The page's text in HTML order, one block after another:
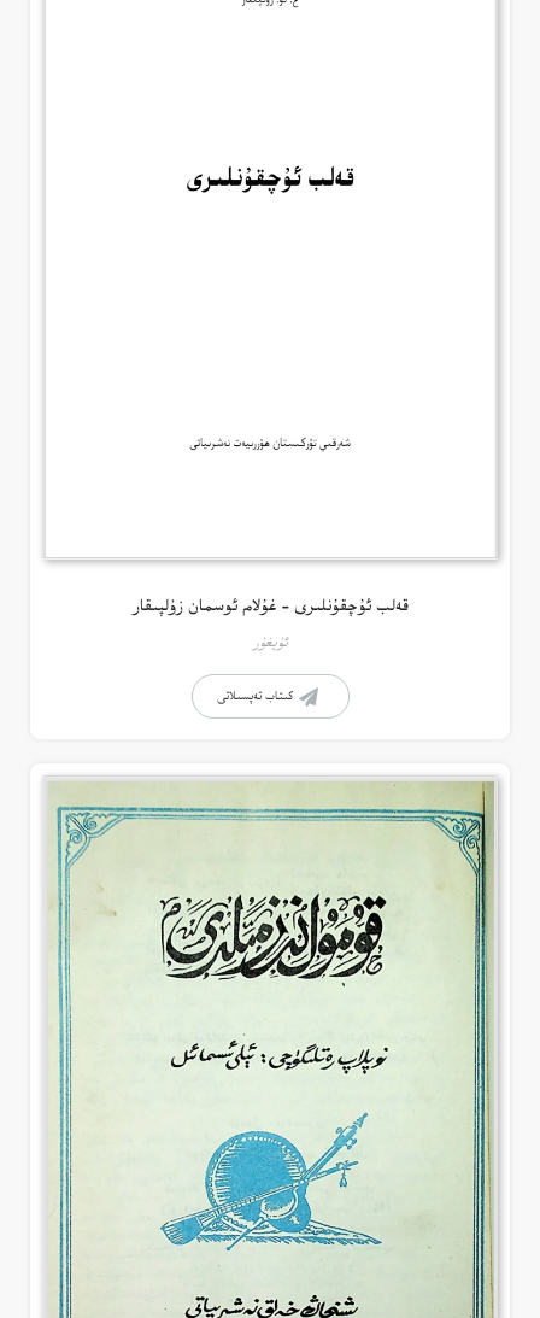
قەلب ئۇچقۇنلىرى – غۇلام ئوسمان زۇلپىقار
ئۇيغۇر
كىتاب تەپسىلاتى